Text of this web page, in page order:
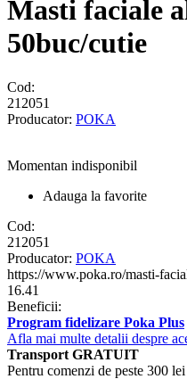
Masti faciale
50buc/cutie
Cod:
212051
Producator: POKA
Momentan indisponibil
Adauga la favorite
Cod:
212051
Producator: POKA
https://www.poka.ro/masti-
16.41
Beneficii:
Program fidelizare Poka Plus
Afla mai multe detalii despre
Transport GRATUIT
Pentru comenzi de peste 300 lei